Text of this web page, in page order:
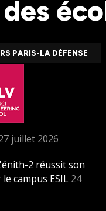
PARIS-LA DÉFENSE
juillet 2026
2 réussit son
campus ESIL 24